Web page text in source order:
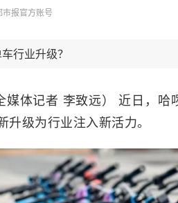
市报官方账号
行业升级？
媒体记者 李致远） 近日，哈
级为行业注入新活力。